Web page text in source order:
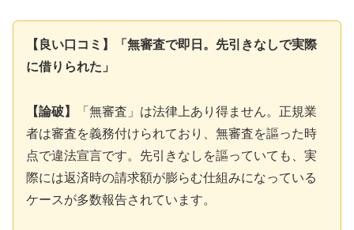
【良い口コミ】「無審査で即日。先引きなしで実際
に借りられた」
【論破】
「無審査」は法律上あり得ません。正規業
者は審査を義務付けられており、無審査を謳った時
点で違法宣言です。先引きなしを謳っていても、実
際には返済時の請求額が膨らむ仕組みになっている
ケースが多数報告されています。